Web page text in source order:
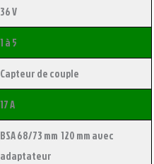
36 V
1 à 5
Capteur de couple
17 A
BSA 68/73 mm 120 mm avec
adaptateur